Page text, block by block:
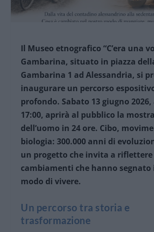
Il Museo etnografico “C’era una
Gambarina, situato in piazza
Gambarina 1 ad Alessandria, si
inaugurare un percorso
profondo. Sabato 13 giugno
17:00, aprirà al pubblico la
dell’uomo in 24 ore. Cibo,
biologia: 300.000 anni di
un progetto che invita a
cambiamenti che hanno
modo di vivere.
Un percorso tra storia e
trasformazione